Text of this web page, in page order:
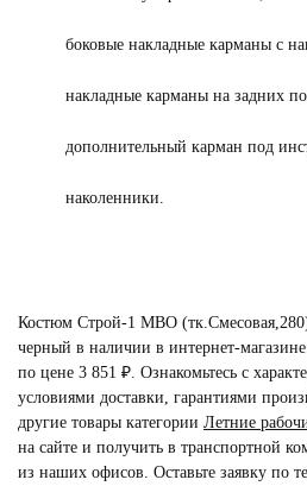
боковые накладные карманы с
накладные карманы на задних
дополнительный карман под
наколенники.
Костюм Строй-1 МВО
черный в наличии в интернет-
по цене 3 851 ₽. Ознакомьтесь с
условиями доставки, гарантиями
другие товары категории Летние
на сайте и получить в транспортной
из наших офисов. Оставьте заявку по